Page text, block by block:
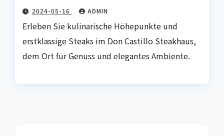
2024-05-16 ADMIN
Erleben Sie kulinarische Höhepunkte und
erstklassige Steaks im Don Castillo Steakhaus,
dem Ort für Genuss und elegantes Ambiente.